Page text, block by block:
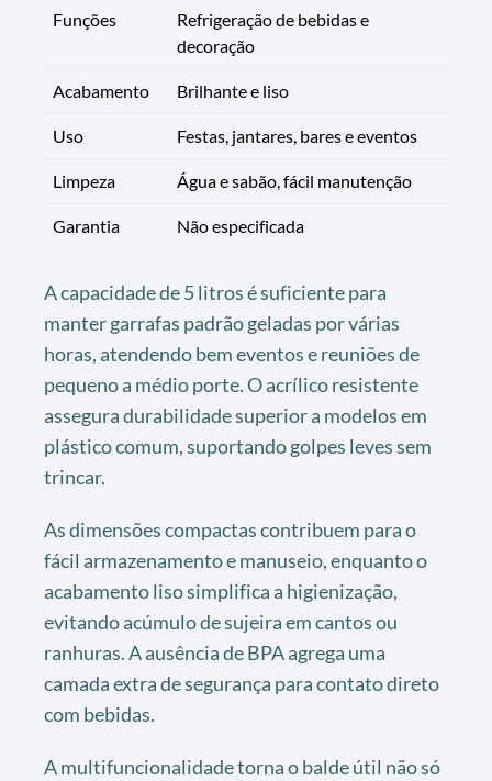
Funções
Refrigeração de bebidas e
decoração
Acabamento Brilhante e liso
Uso Festas, jantares, bares e eventos
Limpeza Água e sabão, fácil manutenção
Garantia Não especificada
A capacidade de 5 litros é suficiente para
manter garrafas padrão geladas por várias
horas, atendendo bem eventos e reuniões de
pequeno a médio porte. O acrílico resistente
assegura durabilidade superior a modelos em
plástico comum, suportando golpes leves sem
trincar.
As dimensões compactas contribuem para o
fácil armazenamento e manuseio, enquanto o
acabamento liso simplifica a higienização,
evitando acúmulo de sujeira em cantos ou
ranhuras. A ausência de BPA agrega uma
camada extra de segurança para contato direto
com bebidas.
A multifuncionalidade torna o balde útil não só